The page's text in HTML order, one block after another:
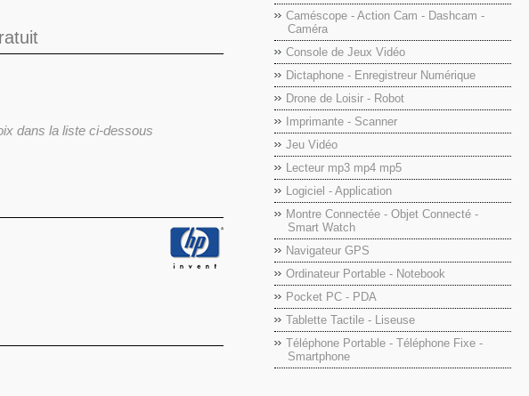
dans la liste ci-dessous
Caméscope - Action Cam - Dashcam -
Caméra
Console de Jeux Vidéo
Dictaphone - Enregistreur Numérique
Drone de Loisir - Robot
Imprimante - Scanner
Jeu Vidéo
Lecteur mp3 mp4 mp5
Logiciel - Application
Montre Connectée - Objet Connecté -
Smart Watch
Navigateur GPS
Ordinateur Portable - Notebook
Pocket PC - PDA
Tablette Tactile - Liseuse
Téléphone Portable - Téléphone Fixe -
Smartphone